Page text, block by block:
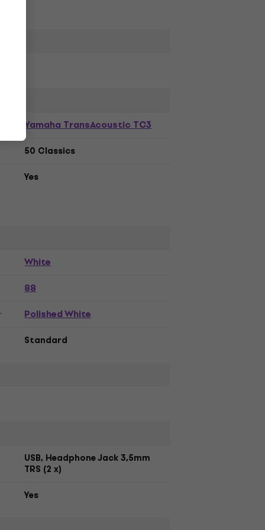
Yamaha TransAcoustic TC3
50 Classics
Yes
White
88
Polished White
Standard
USB, Headphone Jack 3,5mm
TRS (2 x)
Yes